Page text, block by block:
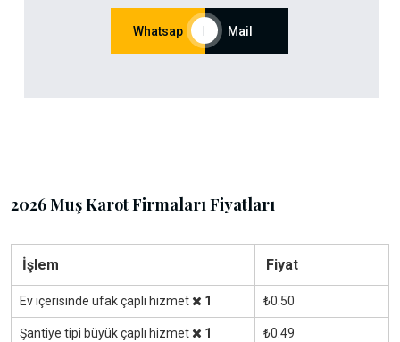
Whatsap Mail
2026 Muş Karot Firmaları Fiyatları
İşlem Fiyat
Ev içerisinde ufak çaplı hizmet 1 ₺0.50
Şantiye tipi büyük çaplı hizmet 1 ₺0.49